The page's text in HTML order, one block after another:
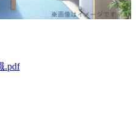
.pdf